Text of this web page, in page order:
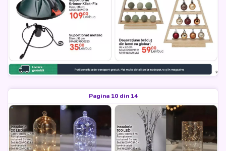
Pagina 10 din 14